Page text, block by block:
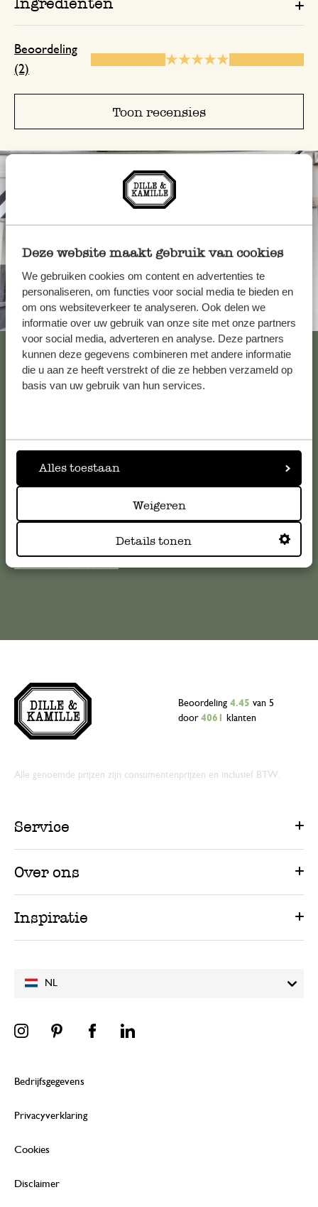
Deze website maakt gebruik van cookies
We gebruiken cookies om content en advertenties te
personaliseren, om functies voor social media te bieden en
om ons websiteverkeer te analyseren. Ook delen we
informatie over uw gebruik van onze site met onze partners
voor social media, adverteren en analyse. Deze partners
kunnen deze gegevens combineren met andere informatie
die u aan ze heeft verstrekt of die ze hebben verzameld op
basis van uw gebruik van hun services.
Alles toestaan
Weigeren
Details tonen
Beoordeling
(2)
Toon recensies
Altijd in de buurt
Bekijk alle 62 winkels
klantenservice. Of bekijk hier het antwoord op de
meestgestelde vragen
klantenservice@dille-kamille.com
NL
Beoordeling 4.45 van 5
door 4061 klanten
Alle genoemde prijzen zijn consumentenprijzen en inclusief BTW.
Service
Over ons
Inspiratie
Bedrijfsgegevens
Privacyverklaring
Cookies
Disclaimer